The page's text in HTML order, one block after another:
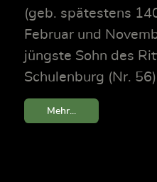
(geb. spätestens
Februar und
jüngste Sohn des
Schulenburg (Nr.
Mehr...